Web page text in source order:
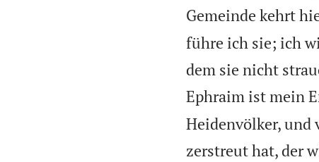
Gemeinde kehrt
führe ich sie; ich
dem sie nicht
Ephraim ist mein
Heidenvölker, und
zerstreut hat, der